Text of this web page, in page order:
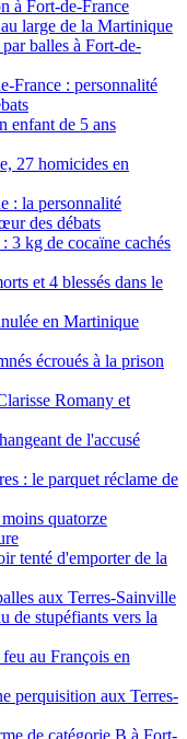
à Fort-de-France
large de la Martinique
balles à Fort-de-
France : personnalité
enfant de 5 ans
27 homicides en
: la personnalité
des débats
3 kg de cocaïne cachés
et 4 blessés dans le
en Martinique
écroués à la prison
Romany et
de l'accusé
: le parquet réclame de
quatorze
tenté d'emporter de la
aux Terres-Sainville
de stupéfiants vers la
au François en
perquisition aux Terres-
de catégorie B à Fort-